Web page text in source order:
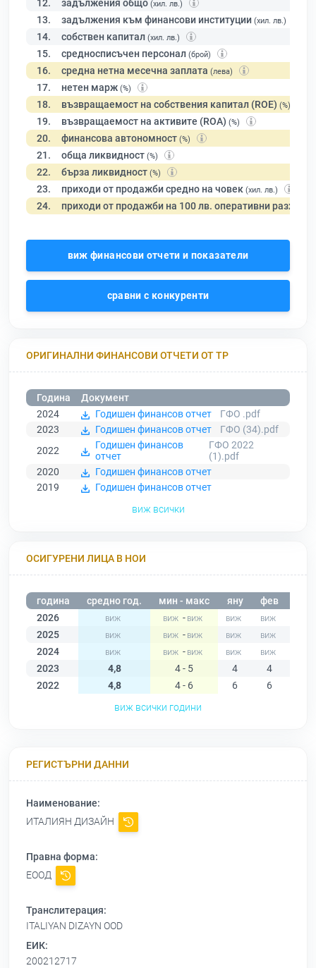
12. задължения общо (хил. лв.)
13. задължения към финансови институции (хил. лв.)
14. собствен капитал (хил. лв.)
15. средносписъчен персонал (брой)
16. средна нетна месечна заплата (лева)
17. нетен марж (%)
18. възвращаемост на собствения капитал (ROE) (%)
19. възвращаемост на активите (ROA) (%)
20. финансова автономност (%)
21. обща ликвидност (%)
22. бърза ликвидност (%)
23. приходи от продажби средно на човек (хил. лв.)
24. приходи от продажби на 100 лв. оперативни разходи
виж финансови отчети и показатели
сравни с конкуренти
ОРИГИНАЛНИ ФИНАНСОВИ ОТЧЕТИ ОТ ТР
Година
Документ
2024
Годишен финансов отчет
ГФО .pdf
2023
Годишен финансов отчет
ГФО (34).pdf
2022
Годишен финансов
отчет
ГФО 2022
(1).pdf
2020
Годишен финансов отчет
2019
Годишен финансов отчет
виж всички
ОСИГУРЕНИ ЛИЦА В НОИ
година средно год. мин - макс яну фев
2026
-
2025
-
2024
-
2023
4,8 4 - 5 4 4
2022
4,8 4 - 6 6 6
виж всички години
РЕГИСТЪРНИ ДАННИ
Наименование:
ИТАЛИЯН ДИЗАЙН
Правна форма:
ЕООД
Транслитерация:
ITALIYAN DIZAYN OOD
ЕИК:
200212717